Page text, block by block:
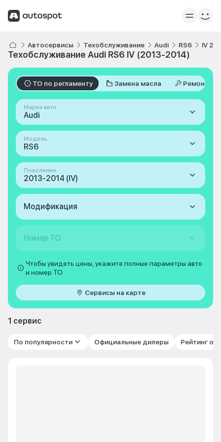
Автосервисы Техобслуживание Audi RS6 IV
Техобслуживание Audi RS6 IV (2013-2014)
ТО по регламенту Замена масла Ремонт
Марка авто
Audi
Модель
RS6
Поколение
2013-2014 (IV)
Модификация
Номер ТО
Чтобы увидеть цены, укажите полные параметры авто
и номер ТО
Сервисы на карте
1 сервис
По популярности Официальные дилеры Рейтинг